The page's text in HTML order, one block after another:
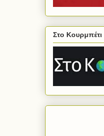
Στο Κουρμπέτι